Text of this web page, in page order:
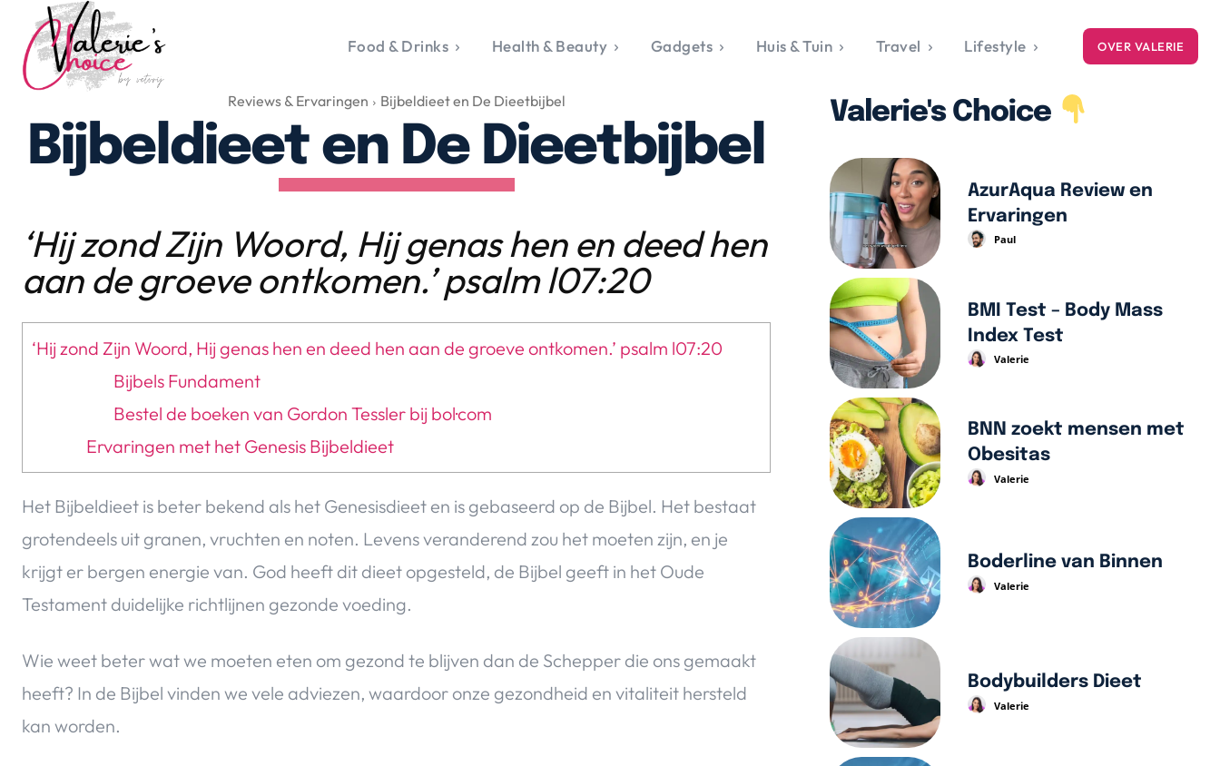
Valerie's Topics
Travel & Culture
Food & Drinks
Happyness & Opmerkelijk
Gadgets & Tech
Top 5 van Valerie
Huis & Tuin
Over Valerie
Over Valerie
De Top 5
Food & Drinks
Health & Beauty
Lifestyle
Food & Drinks Health & Beauty Gadgets Huis & Tuin Travel Lifestyle OVER VALERIE
Reviews & Ervaringen Bijbeldieet en De Dieetbijbel
Bijbeldieet en De Dieetbijbel
‘Hij zond Zijn Woord, Hij genas hen en deed hen
aan de groeve ontkomen.’psalm l07:20
‘Hij zond Zijn Woord, Hij genas hen en deed hen aan de groeve ontkomen.’ psalm l07:20
Bijbels Fundament
Bestel de boeken van Gordon Tessler bij bol·com
Ervaringen met het Genesis Bijbeldieet
Het Bijbeldieet is beter bekend als het Genesisdieet en is gebaseerd op de Bijbel. Het bestaat
grotendeels uit granen, vruchten en noten. Levens veranderend zou het moeten zijn, en je
krijgt er bergen energie van. God heeft dit dieet opgesteld, de Bijbel geeft in het Oude
Testament duidelijke richtlijnen gezonde voeding.
Wie weet beter wat we moeten eten om gezond te blijven dan de Schepper die ons gemaakt
heeft? In de Bijbel vinden we vele adviezen, waardoor onze gezondheid en vitaliteit hersteld
kan worden.
Valerie's Choice
AzurAqua Review en
Ervaringen
Paul
BMI Test – Body Mass
Index Test
Valerie
BNN zoekt mensen met
Obesitas
Valerie
Boderline van Binnen
Valerie
Bodybuilders Dieet
Valerie